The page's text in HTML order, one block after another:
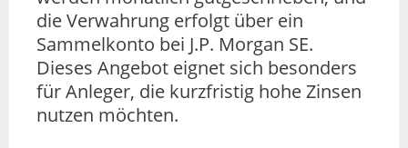
die Verwahrung erfolgt über ein
Sammelkonto bei J.P. Morgan SE.
Dieses Angebot eignet sich besonders
für Anleger, die kurzfristig hohe Zinsen
nutzen möchten.